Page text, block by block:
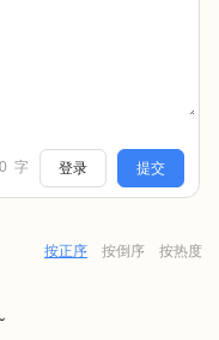
字 登录 提交
按正序 按倒序 按热度